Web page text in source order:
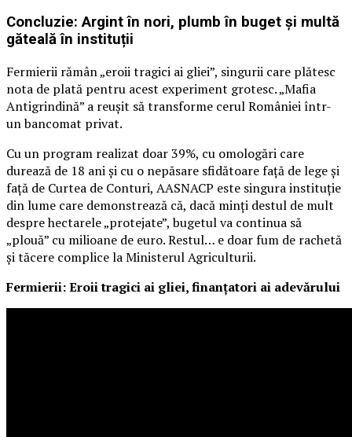
Concluzie: Argint în nori, plumb în buget și multă
găteală în instituții
Fermierii rămân „eroii tragici ai gliei”, singurii care plătesc
nota de plată pentru acest experiment grotesc. „Mafia
Antigrindină” a reușit să transforme cerul României într-
un bancomat privat.
Cu un program realizat doar 39%, cu omologări care
durează de 18 ani și cu o nepăsare sfidătoare față de lege și
față de Curtea de Conturi, AASNACP este singura instituție
din lume care demonstrează că, dacă minți destul de mult
despre hectarele „protejate”, bugetul va continua să
„plouă” cu milioane de euro. Restul… e doar fum de rachetă
și tăcere complice la Ministerul Agriculturii.
Fermierii: Eroii tragici ai gliei, finanțatori ai adevărului